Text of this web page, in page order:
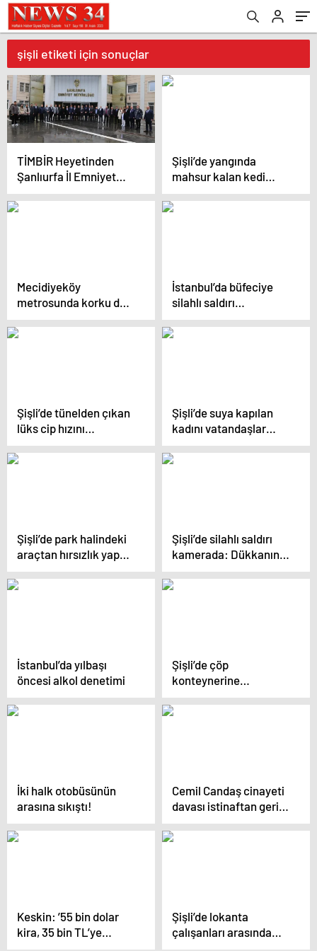
şişli etiketi için sonuçlar
TİMBİR Heyetinden
Şanlıurfa İl Emniyet
Müdürlüğü’ne Ziyaret
Şişli’de yangında
mahsur kalan kedi
itfaiye ekiplerince
kurtarıldı
Mecidiyeköy
metrosunda korku dolu
anlar: Raylara düşen
genç son anda
İstanbul’da büfeciye
silahlı saldırı
kamerada: Adres
sorma bahanesiyle
Şişli’de tünelden çıkan
lüks cip hızını
alamayarak beton
direğe çarptı: 1’i ağır 4
Şişli’de suya kapılan
kadını vatandaşlar
kurtardı
Şişli’de park halindeki
araçtan hırsızlık yapan
şahıs tutuklandı
Şişli’de silahlı saldırı
kamerada: Dükkanın
önünde oturan adama
ateş açtılar
İstanbul’da yılbaşı
öncesi alkol denetimi
Şişli’de çöp
konteynerine
bırakılmış bir bebek
bulundu!
İki halk otobüsünün
arasına sıkıştı!
Cemil Candaş cinayeti
davası istinaftan geri
döndü
Keskin: ’55 bin dolar
kira, 35 bin TL’ye
düşürülmüş!’
Şişli’de lokanta
çalışanları arasında
çöp kavgası